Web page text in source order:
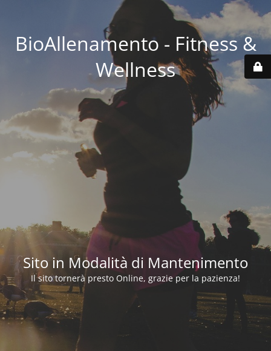
BioAllenamento - Fitness &
Wellness
Sito in Modalità di Mantenimento
Il sito tornerà presto Online, grazie per la pazienza!